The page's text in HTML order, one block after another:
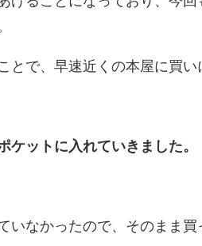
とで、早速近くの本屋に買い
ケットに入れていきました。
いなかったので、そのまま買